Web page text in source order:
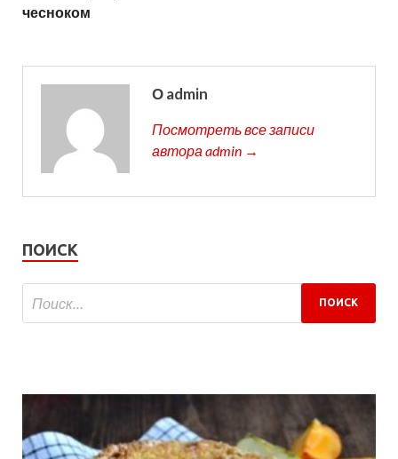
чесноком
О admin
Посмотреть все записи
автора admin →
ПОИСК